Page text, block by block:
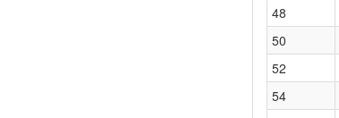
48
50
52
54